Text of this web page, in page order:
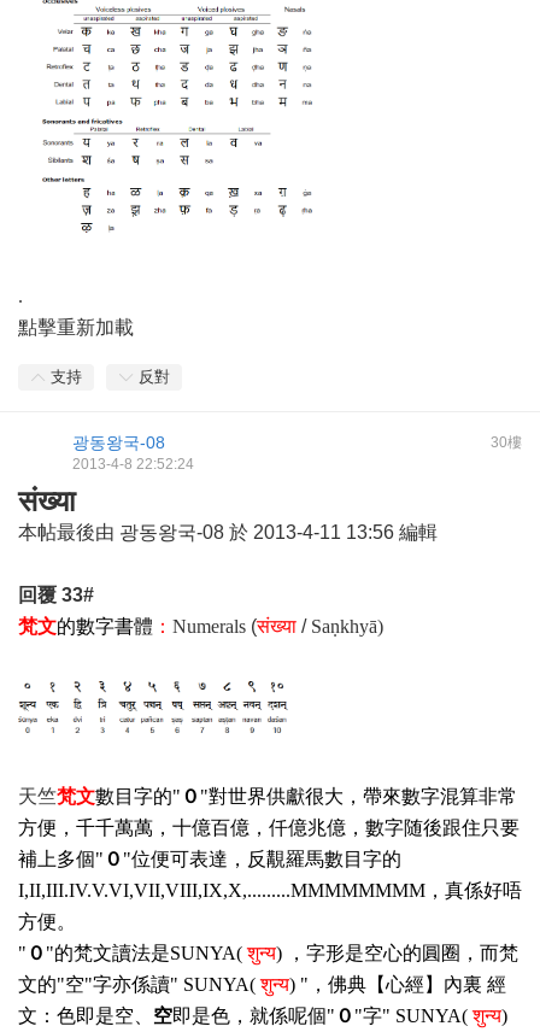
.
點擊重新加載
支持 反對
30樓
광동왕국-08
2013-4-8 22:52:24
संख्या
本帖最後由 광동왕국-08 於 2013-4-11 13:56 編輯
回覆 33#
梵文的數字書體 ： Numerals (संख्या / Saṇkhyā)
天竺梵文數目字的" ０ "對世界供獻很大，帶來數字混算非常
方便，千千萬萬，十億百億，仟億兆億，數字随後跟住只要
補上多個" ０ "位便可表達，反覯羅馬數目字的
I,II,III.IV.V.VI,VII,VIII,IX,X,.........MMMMMMMM，真係好唔
方便。
" ０ "的梵文讀法是SUNYA(शुन्य)
，字形是空心的圓圈，而梵
文的"空"字亦係讀" SUNYA(शुन्य) "，佛典【心經】內裏 經
文：色即是空、 空即是色，就係呢個" ０ "字" SUNYA(शुन्य)